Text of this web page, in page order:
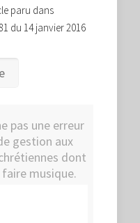
paru dans
du 14 janvier 2016
pas une erreur
gestion aux
dont
musique.